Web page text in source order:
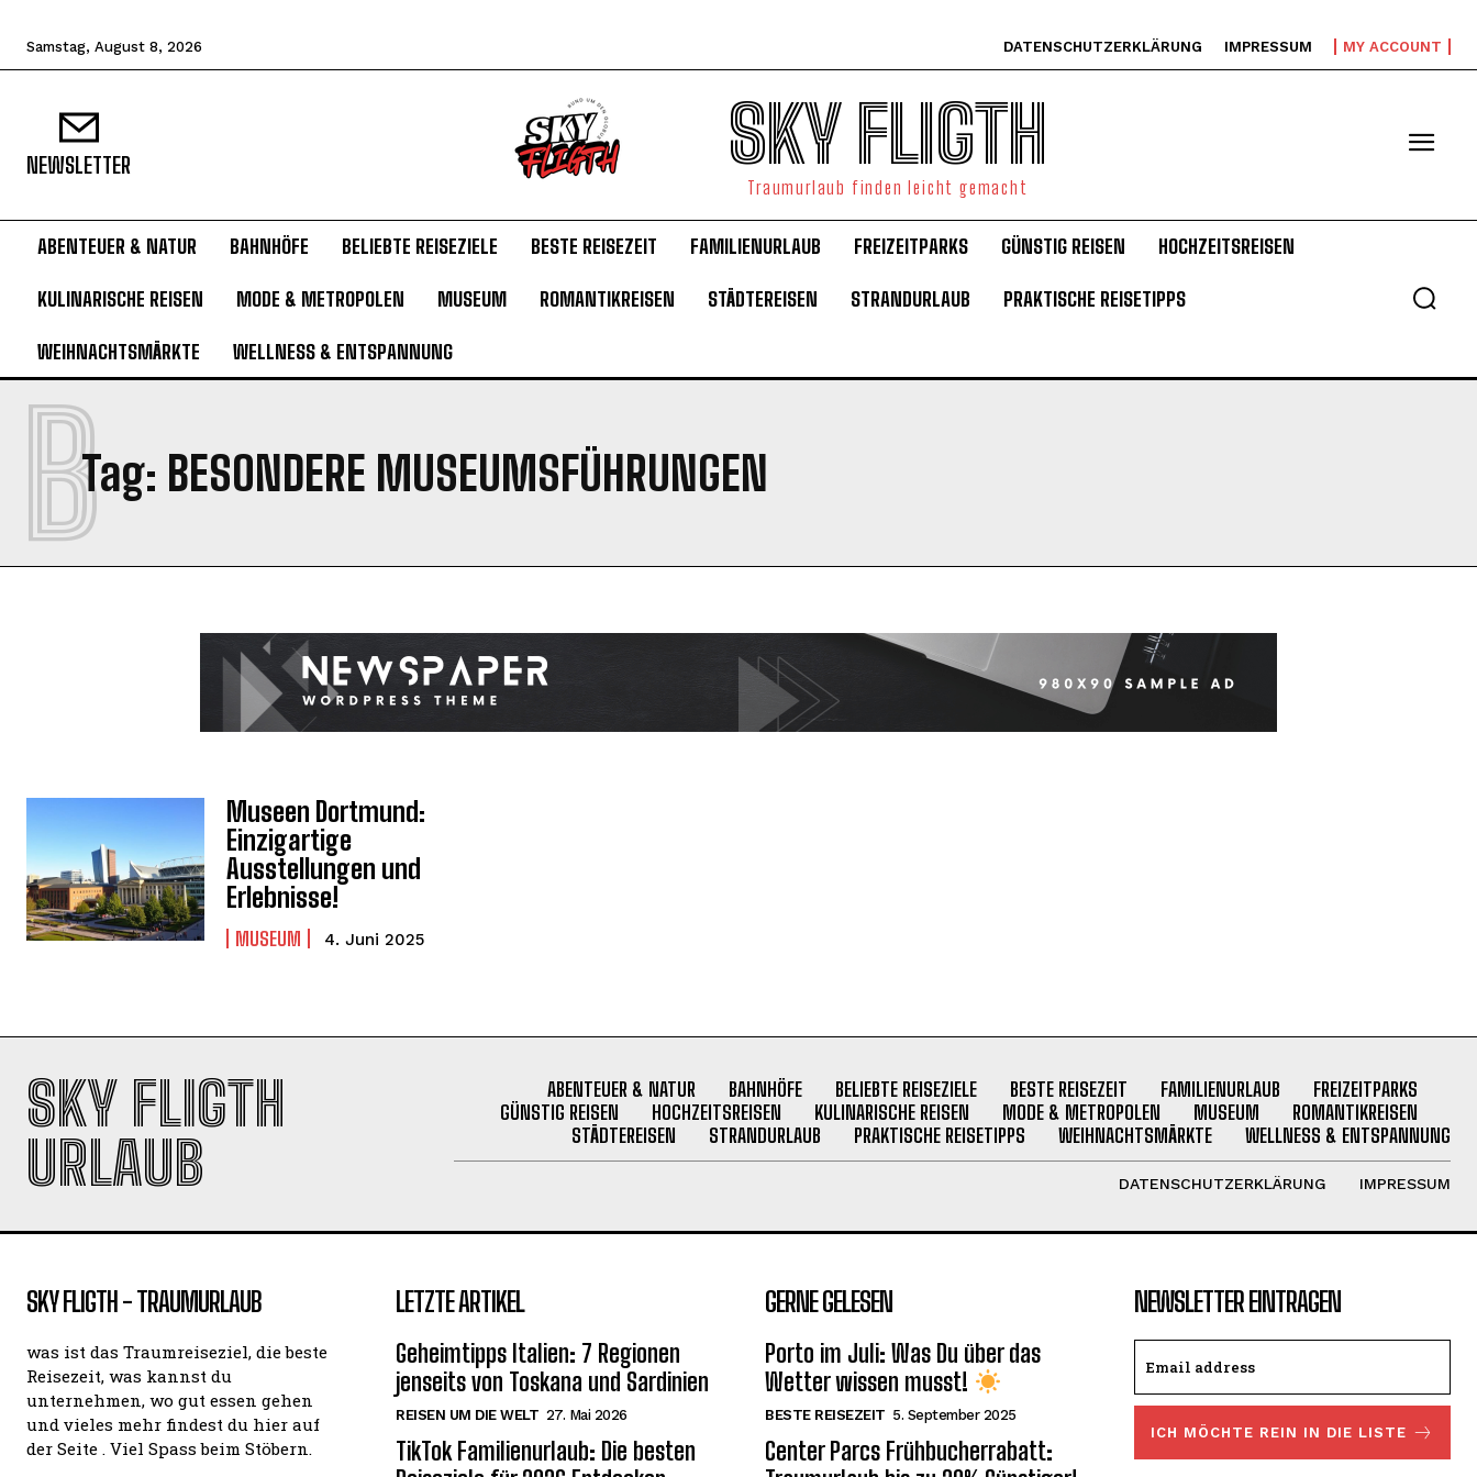
I WANT IN
Privacy Policy.
Samstag, August 8, 2026 DATENSCHUTZERKLÄRUNG IMPRESSUM MY ACCOUNT
NEWSLETTER SKY FLIGTH
Traumurlaub finden leicht gemacht
ABENTEUER & NATUR BAHNHÖFE BELIEBTE REISEZIELE BESTE REISEZEIT FAMILIENURLAUB FREIZEITPARKS GÜNSTIG REISEN HOCHZEITSREISEN
KULINARISCHE REISEN MODE & METROPOLEN MUSEUM ROMANTIKREISEN STÄDTEREISEN STRANDURLAUB PRAKTISCHE REISETIPPS
WEIHNACHTSMÄRKTE WELLNESS & ENTSPANNUNG
Tag: BESONDERE MUSEUMSFÜHRUNGEN
B
Museen Dortmund:
Einzigartige
Ausstellungen und
Erlebnisse!
MUSEUM 4. Juni 2025
SKY FLIGTH
URLAUB
ABENTEUER & NATUR BAHNHÖFE BELIEBTE REISEZIELE BESTE REISEZEIT FAMILIENURLAUB
FREIZEITPARKS
GÜNSTIG REISEN
HOCHZEITSREISEN KULINARISCHE REISEN MODE & METROPOLEN MUSEUM
ROMANTIKREISEN
STÄDTEREISEN
STRANDURLAUB PRAKTISCHE REISETIPPS WEIHNACHTSMÄRKTE WELLNESS & ENTSPANNUNG
DATENSCHUTZERKLÄRUNG IMPRESSUM
SKY FLIGTH - TRAUMURLAUB
was ist das Traumreiseziel, die beste
Reisezeit, was kannst du
unternehmen, wo gut essen gehen
und vieles mehr findest du hier auf
der Seite . Viel Spass beim Stöbern.
LETZTE ARTIKEL
Geheimtipps Italien: 7 Regionen
jenseits von Toskana und Sardinien
REISEN UM DIE WELT 27. Mai 2026
TikTok Familienurlaub: Die besten
GERNE GELESEN
Porto im Juli: Was Du über das
Wetter wissen musst!
BESTE REISEZEIT 5. September 2025
Center Parcs Frühbucherrabatt:
NEWSLETTER EINTRAGEN
ICH MÖCHTE REIN IN DIE LISTE